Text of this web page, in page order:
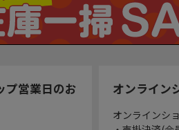
プ営業日のお
オンライン
オンラインシ